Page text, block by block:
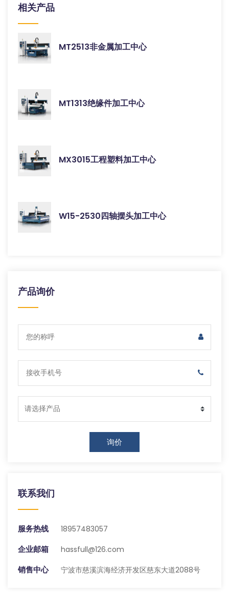
相关产品
MT2513非金属加工中心
MT1313绝缘件加工中心
MX3015工程塑料加工中心
W15-2530四轴摆头加工中心
产品询价
询价
联系我们
服务热线 18957483057
企业邮箱 hassfull@126.com
销售中心 宁波市慈溪滨海经济开发区慈东大道2088号